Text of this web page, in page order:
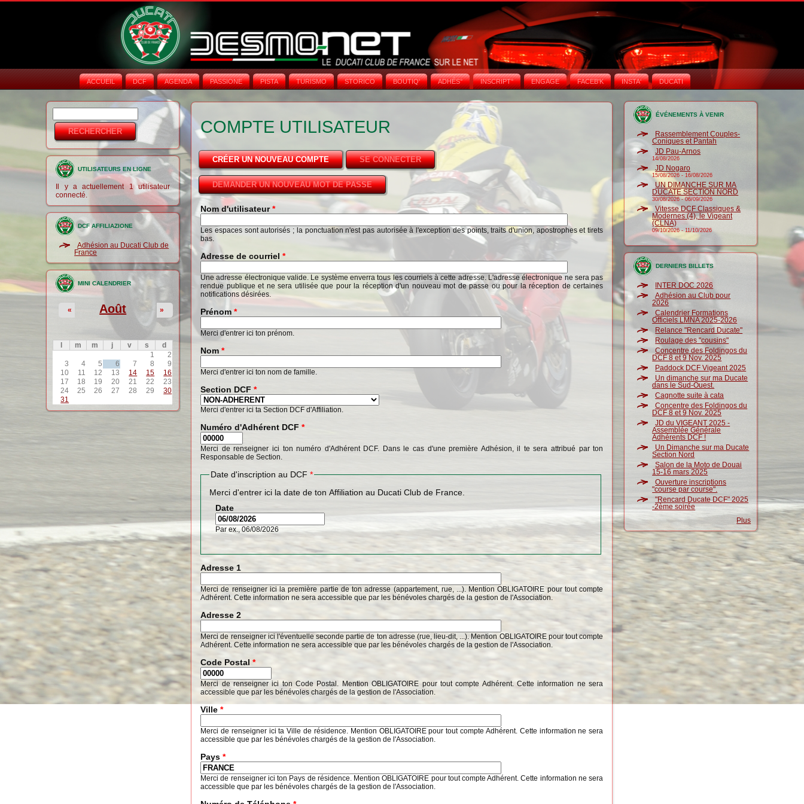
ACCUEIL DCF AGENDA PASSIONE PISTA TURISMO STORICO BOUTIQ' ADHÉS° INSCRIPT° ENGAGE FACEB'K INSTA‘ DUCATI
Formulaire de
recherche
UTILISATEURS EN LIGNE
Il y a actuellement 1 utilisateur
connecté.
DCF AFFILIAZIONE
Adhésion au Ducati Club de
France
MINI CALENDRIER
Août
« »
m m j v s
d
1
2
3
4 5 6 7 8
9
10
11 12 13 14 15
16
17
18 19 20 21 22
23
24
25 26 27 28 29
30
31
COMPTE UTILISATEUR
CRÉER UN NOUVEAU COMPTE(ONGLET ACTIF)SE CONNECTER
DEMANDER UN NOUVEAU MOT DE PASSE
Nom d'utilisateur*
Les espaces sont autorisés ; la ponctuation n'est pas autorisée à l'exception des points, traits d'union, apostrophes et tirets
bas.
Adresse de courriel*
Une adresse électronique valide. Le système enverra tous les courriels à cette adresse. L'adresse électronique ne sera pas
rendue publique et ne sera utilisée que pour la réception d'un nouveau mot de passe ou pour la réception de certaines
notifications désirées.
Prénom*
Merci d'entrer ici ton prénom.
Nom*
Merci d'entrer ici ton nom de famille.
Section DCF*
Merci d'entrer ici ta Section DCF d'Affiliation.
Numéro d'Adhérent DCF*
Merci de renseigner ici ton numéro d'Adhérent DCF. Dans le cas d'une première Adhésion, il te sera attribué par ton
Responsable de Section.
Date d'inscription au DCF*
Merci d'entrer ici la date de ton Affiliation au Ducati Club de France.
Date
Par ex., 06/08/2026
Adresse 1
Merci de renseigner ici la première partie de ton adresse (appartement, rue, ...). Mention OBLIGATOIRE pour tout compte
Adhérent. Cette information ne sera accessible que par les bénévoles chargés de la gestion de l'Association.
Adresse 2
Merci de renseigner ici l'éventuelle seconde partie de ton adresse (rue, lieu-dit, ...). Mention OBLIGATOIRE pour tout compte
Adhérent. Cette information ne sera accessible que par les bénévoles chargés de la gestion de l'Association.
Code Postal*
Merci de renseigner ici ton Code Postal. Mention OBLIGATOIRE pour tout compte Adhérent. Cette information ne sera
accessible que par les bénévoles chargés de la gestion de l'Association.
Ville*
Merci de renseigner ici ta Ville de résidence. Mention OBLIGATOIRE pour tout compte Adhérent. Cette information ne sera
accessible que par les bénévoles chargés de la gestion de l'Association.
Pays*
Merci de renseigner ici ton Pays de résidence. Mention OBLIGATOIRE pour tout compte Adhérent. Cette information ne sera
accessible que par les bénévoles chargés de la gestion de l'Association.
ÉVÉNEMENTS À VENIR
Rassemblement Couples-
Coniques et Pantah
JD Pau-Arnos
14/08/2026
JD Nogaro
15/08/2026 -16/08/2026
UN DIMANCHE SUR MA
DUCATE SECTION NORD
30/08/2026-06/09/2026
Vitesse DCF Classiques &
Modernes (4), le Vigeant
(CLNA)
09/10/2026-11/10/2026
DERNIERS BILLETS
INTER DOC 2026
Adhésion au Club pour
2026
Calendrier Formations
Officiels LMNA 2025-2026
Relance "Rencard Ducate"
Roulage des "cousins"
Concentre des Foldingos du
DCF 8 et 9 Nov. 2025
Paddock DCF Vigeant 2025
Un dimanche sur ma Ducate
dans le Sud-Ouest.
Cagnotte suite à cata
Concentre des Foldingos du
DCF 8 et 9 Nov. 2025
JD du VIGEANT 2025 -
Assemblée Générale
Adhérents DCF !
Un Dimanche sur ma Ducate
Section Nord
Salon de la Moto de Douai
15-16 mars 2025
Ouverture inscriptions
"course par course".
"Rencard Ducate DCF" 2025
-2ème soirée
Plus